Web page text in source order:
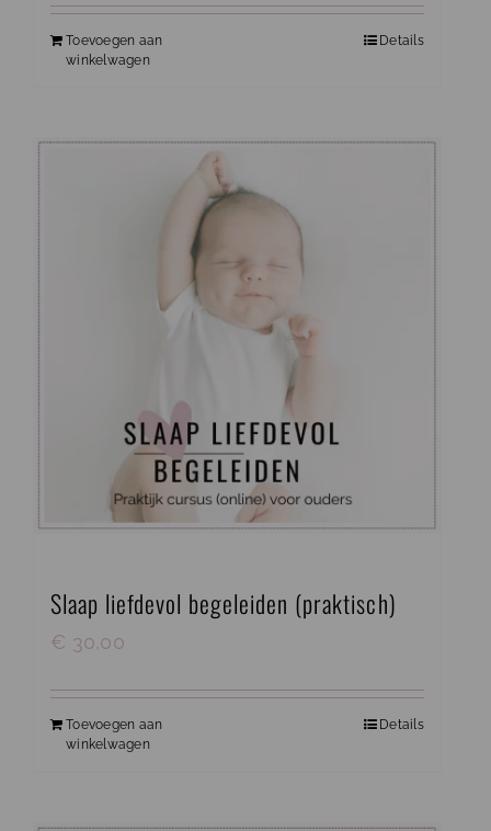
Toevoegen aan
winkelwagen
Details
Slaap liefdevol begeleiden (praktisch)
€ 30,00
Toevoegen aan
winkelwagen
Details